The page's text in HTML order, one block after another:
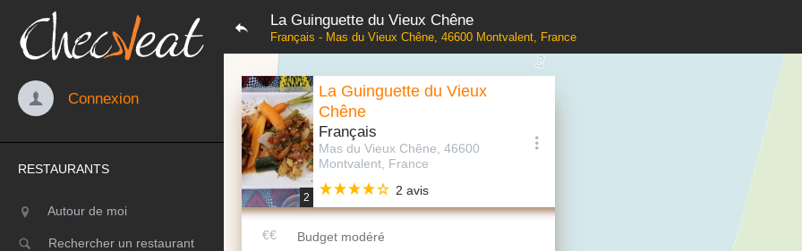
La Guinguette du Vieux Chêne
Français - Mas du Vieux Chêne, 46600 Montvalent, France
Connexion
RESTAURANTS
Autour de moi
Rechercher un restaurant
2
La Guinguette du Vieux
Chêne
Français
Mas du Vieux Chêne, 46600
Montvalent, France
2 avis
Budget modéré